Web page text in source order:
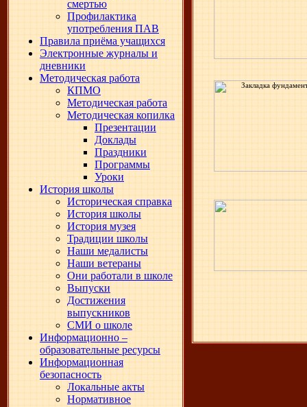
смертью
Профилактика
употребления ПАВ
Правила приёма учащихся
Электронные журналы и
дневники
Методическая работа
КПМО
Методическая работа
Методическая копилка
Презентации
Доклады
Праздники
Программы
Уроки
История школы
Историческая справка
История школы
История музея
Традиции школы
Наши медалисты
Наши ветераны
Они работали в школе
Выпуски
Достижения
выпускников
СМИ о школе
Информационно –
образовательные ресурсы
Информационная
безопасность
Локальные акты
Нормативное